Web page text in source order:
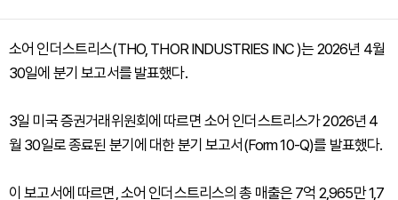
소어 인더스트리스(THO, THOR INDUSTRIES INC )는 2026년 4월
30일에 분기 보고서를 발표했다.
3일 미국 증권거래위원회에 따르면 소어 인더스트리스가 2026년 4
월 30일로 종료된 분기에 대한 분기 보고서(Form 10-Q)를 발표했다.
이 보고서에 따르면, 소어 인더스트리스의 총 매출은 7억 2,965만 1,7